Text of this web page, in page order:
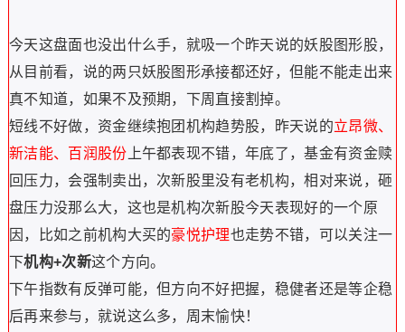
今天这盘面也没出什么手，就吸一个昨天说的妖股图形股，
从目前看，说的两只妖股图形承接都还好，但能不能走出来
真不知道，如果不及预期，下周直接割掉。
短线不好做，资金继续抱团机构趋势股，昨天说的立昂微、
新洁能、百润股份 上午都表现不错，年底了，基金有资金赎
回压力，会强制卖出，次新股里没有老机构，相对来说，砸
盘压力没那么大，这也是机构次新股今天表现好的一个原
因，比如之前机构大买的豪悦护理也走势不错，可以关注一
下机构+次新这个方向。
下午指数有反弹可能，但方向不好把握，稳健者还是等企稳
后再来参与，就说这么多，周末愉快！